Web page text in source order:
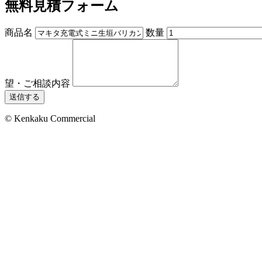
無料見積フォーム
商品名 数量
望・ご相談内容
送信する
© Kenkaku Commercial